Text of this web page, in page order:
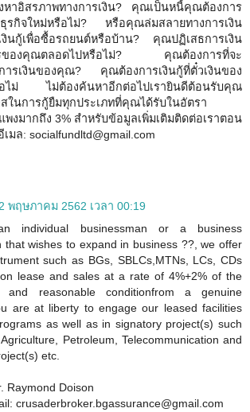
หาอิสรภาพทางการเงิน? คุณเป็นหนี้คุณต้องการ
ธุรกิจใหม่หรือไม่? หรือคุณล่มสลายทางการเงิน
งินกู้เพื่อซื้อรถยนต์หรือบ้าน? คุณปฏิเสธการเงิน
รของคุณตลอดไปหรือไม่? คุณต้องการที่จะ
การเงินของคุณ? คุณต้องการเงินกู้ที่ตั๋วเงินของ
ไม่ ไม่ต้องค้นหาอีกต่อไปเรายินดีต้อนรับคุณ
ในการกู้ยืมทุกประเภทที่คุณได้รับในอัตรา
พงมากถึง 3% สำหรับข้อมูลเพิ่มเติมติดต่อเราตอน
มล: socialfundltd@gmail.com
พฤษภาคม 2562 เวลา 00:19
individual businessman or a business
that wishes to expand in business ??, we offer
such as BGs, SBLCs,MTNs, LCs, CDs
lease and sales at a rate of 4%+2% of the
and reasonable conditionfrom a genuine
are at liberty to engage our leased facilities
as well as in signatory project(s) such
Petroleum, Telecommunication and
etc.
Raymond Doison
crusaderbroker.bgassurance@gmail.com